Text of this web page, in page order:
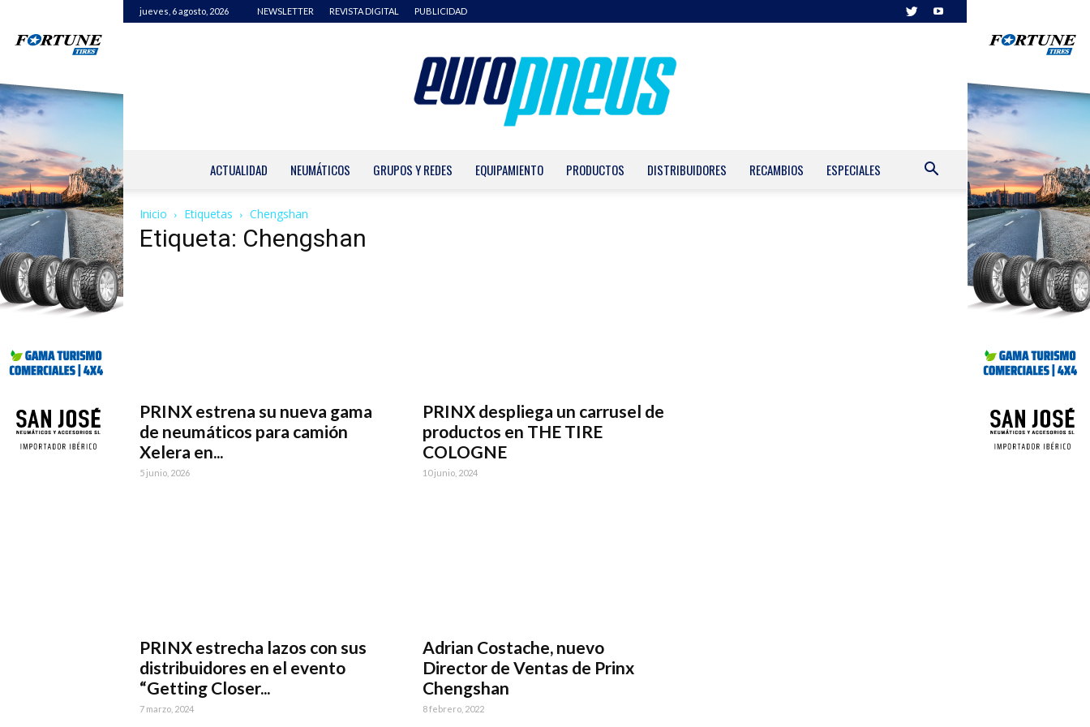
jueves, 6 agosto, 2026 NEWSLETTER REVISTA DIGITAL PUBLICIDAD
ACTUALIDAD NEUMÁTICOS GRUPOS Y REDES EQUIPAMIENTO PRODUCTOS DISTRIBUIDORES RECAMBIOS ESPECIALES
Inicio Etiquetas Chengshan
Etiqueta: Chengshan
PRINX estrena su nueva gama
de neumáticos para camión
Xelera en...
5 junio, 2026
PRINX despliega un carrusel de
productos en THE TIRE
COLOGNE
10 junio, 2024
PRINX estrecha lazos con sus
distribuidores en el evento
“Getting Closer...
7 marzo, 2024
Adrian Costache, nuevo
Director de Ventas de Prinx
Chengshan
8 febrero, 2022